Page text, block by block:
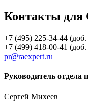
Контакты
+7 (495) 225-34-44
+7 (499) 418-00-41
pr@raexpert.ru
Руководитель отдела
Сергей Михеев